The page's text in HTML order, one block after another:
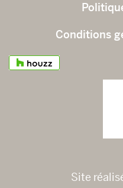
Conditions
Site